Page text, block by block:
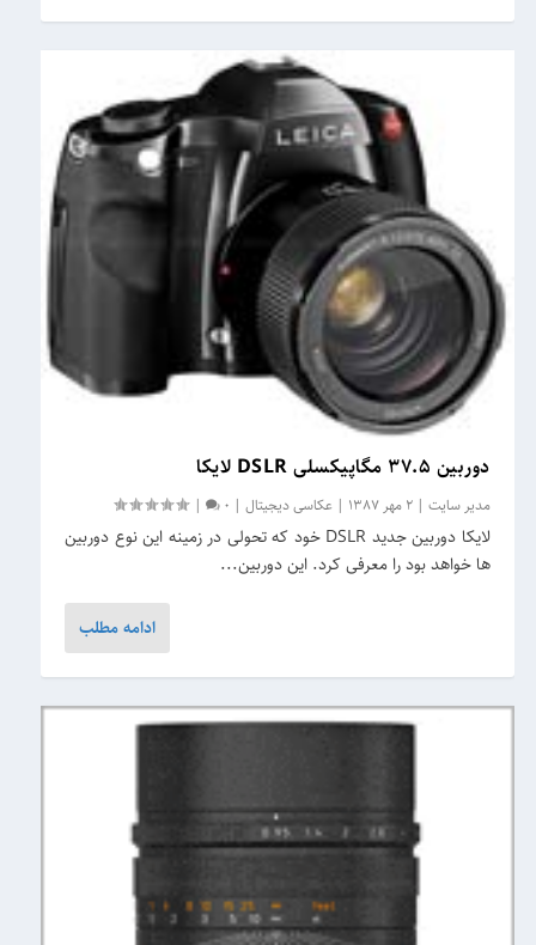
دوربین 37.5 مگاپیکسلی DSLR لایکا
مدیر سایت |2 مهر 1387 |عکاسی دیجیتال |
0
|
لایکا دوربین جدید DSLR خود که تحولی در زمینه این نوع دوربین
ها خواهد بود را معرفی کرد. این دوربین...
ادامه مطلب